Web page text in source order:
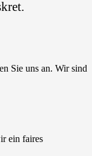
Sie uns an. Wir sind
ein faires